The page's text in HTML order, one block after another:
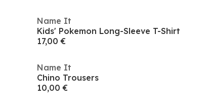
Name It
Kids' Pokemon Long-Sleeve T-Shirt
17,00 €
Name It
Chino Trousers
10,00 €